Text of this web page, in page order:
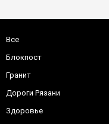
Все
Блокпост
Гранит
Дороги Рязани
Здоровье